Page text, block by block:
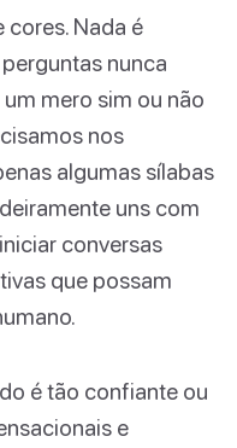
Nada é
nunca
mero sim ou não
nos
algumas sílabas
uns com
conversas
que possam
é tão confiante ou
e